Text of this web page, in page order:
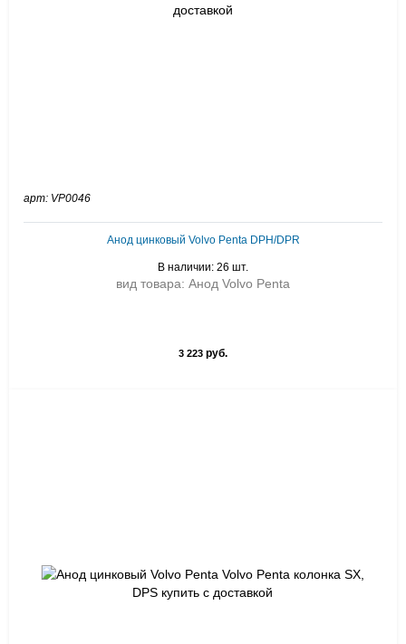
арт: VP0046
Анод цинковый Volvo Penta DPH/DPR
В наличии: 26 шт.
вид товара: Анод Volvo Penta
3 223 руб.